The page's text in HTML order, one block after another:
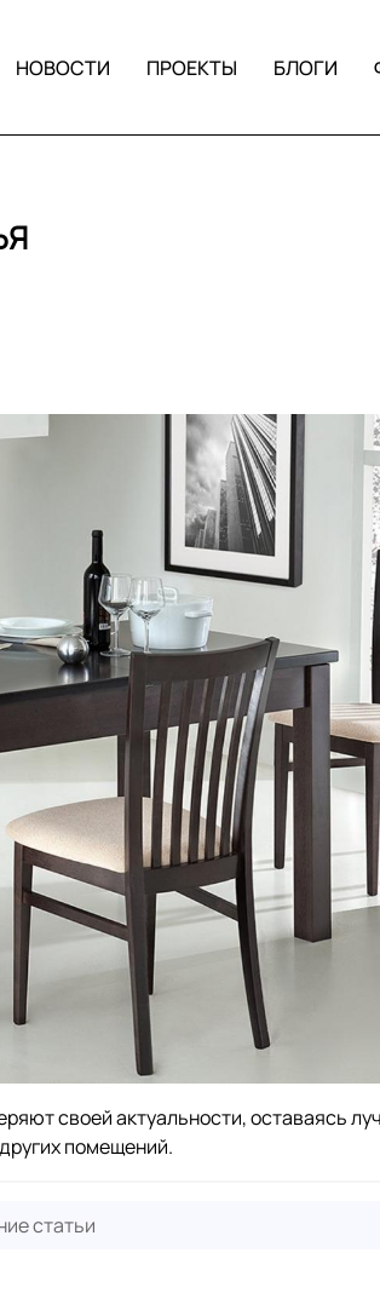
НОВОСТИ ПРОЕКТЫ БЛОГИ
своей актуальности, оставаясь
помещений.
статьи